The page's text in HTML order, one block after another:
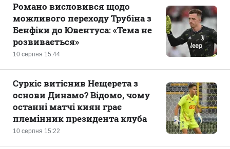
10 серпня 15:44
Романо висловився щодо
можливого переходу Трубіна з
Бенфіки до Ювентуса: «Тема не
розвивається»
10 серпня 15:22
Суркіс витіснив Нещерета з
основи Динамо? Відомо, чому
останні матчі киян грає
племінник президента клуба